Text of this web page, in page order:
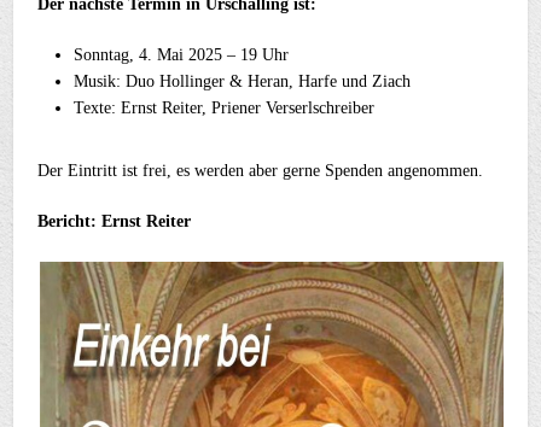
Der nächste Termin in Urschalling ist:
Sonntag, 4. Mai 2025 – 19 Uhr
Musik: Duo Hollinger & Heran, Harfe und Ziach
Texte: Ernst Reiter, Priener Verserlschreiber
Der Eintritt ist frei, es werden aber gerne Spenden angenommen.
Bericht: Ernst Reiter